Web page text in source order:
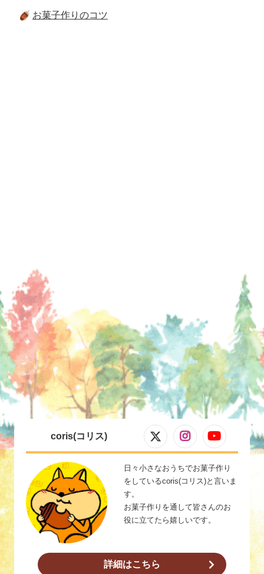
お菓子作りのコツ
coris(コリス)
日々小さなおうちでお菓子作り
をしているcoris(コリス)と言いま
す。
お菓子作りを通して皆さんのお
役に立てたら嬉しいです。
詳細はこちら